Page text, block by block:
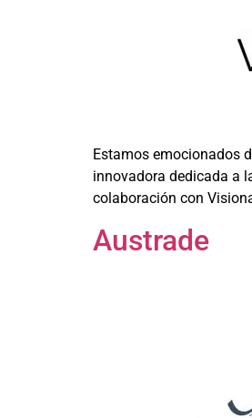
Estamos emocionados
innovadora dedicada a
colaboración con
Austrade